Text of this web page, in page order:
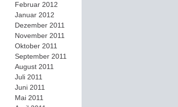
Februar 2012
Januar 2012
Dezember 2011
November 2011
Oktober 2011
September 2011
August 2011
Juli 2011
Juni 2011
Mai 2011